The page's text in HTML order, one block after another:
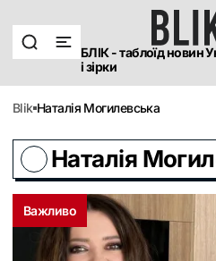
БЛІК - таблоїд новин
і зірки
blik Наталія Могилевська
Наталія
Важливо